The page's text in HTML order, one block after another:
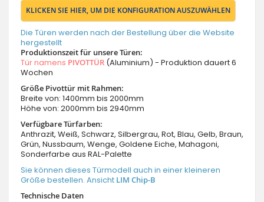
KLICKEN SIE HIER, UM DIE KONFIGURATION AUSZUWÄHLEN
Die Türen werden nach der Bestellung über die Website
hergestellt
Produktionszeit für unsere Türen:
Tür namens PIVOTTÜR (Aluminium) - Produktion dauert 6
Wochen
Größe Pivottür mit Rahmen:
Breite von: 1400mm bis 2000mm
Höhe von: 2000mm bis 2940mm
Verfügbare Türfarben:
Anthrazit, Weiß, Schwarz, Silbergrau, Rot, Blau, Gelb, Braun,
Grün, Nussbaum, Wenge, Goldene Eiche, Mahagoni,
Sonderfarbe aus RAL-Palette
Sie können dieses Türmodell auch in einer kleineren
Größe bestellen. Ansicht LIM Chip-B
Technische Daten